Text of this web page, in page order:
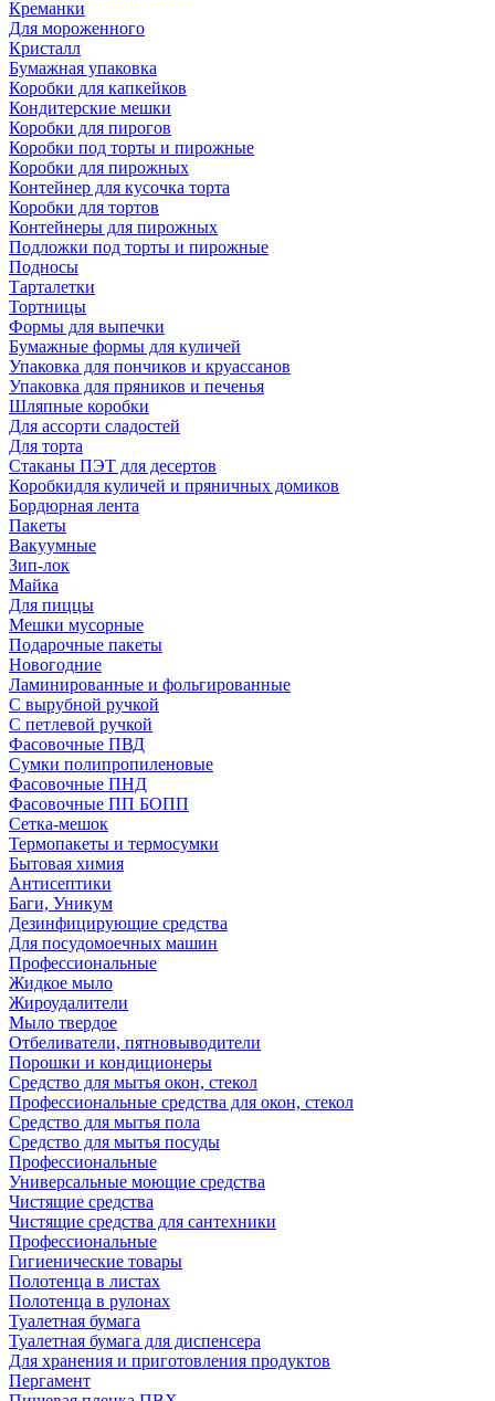
Креманки
Для мороженного
Кристалл
Бумажная упаковка
Коробки для капкейков
Кондитерские мешки
Коробки для пирогов
Коробки под торты и пирожные
Коробки для пирожных
Контейнер для кусочка торта
Коробки для тортов
Контейнеры для пирожных
Подложки под торты и пирожные
Подносы
Тарталетки
Тортницы
Формы для выпечки
Бумажные формы для куличей
Упаковка для пончиков и круассанов
Упаковка для пряников и печенья
Шляпные коробки
Для ассорти сладостей
Для торта
Стаканы ПЭТ для десертов
Коробкидля куличей и пряничных домиков
Бордюрная лента
Пакеты
Вакуумные
Зип-лок
Майка
Для пиццы
Мешки мусорные
Подарочные пакеты
Новогодние
Ламинированные и фольгированные
С вырубной ручкой
С петлевой ручкой
Фасовочные ПВД
Сумки полипропиленовые
Фасовочные ПНД
Фасовочные ПП БОПП
Сетка-мешок
Термопакеты и термосумки
Бытовая химия
Антисептики
Баги, Уникум
Дезинфицирующие средства
Для посудомоечных машин
Профессиональные
Жидкое мыло
Жироудалители
Мыло твердое
Отбеливатели, пятновыводители
Порошки и кондиционеры
Средство для мытья окон, стекол
Профессиональные средства для окон, стекол
Средство для мытья пола
Средство для мытья посуды
Профессиональные
Универсальные моющие средства
Чистящие средства
Чистящие средства для сантехники
Профессиональные
Гигиенические товары
Полотенца в листах
Полотенца в рулонах
Туалетная бумага
Туалетная бумага для диспенсера
Для хранения и приготовления продуктов
Пергамент